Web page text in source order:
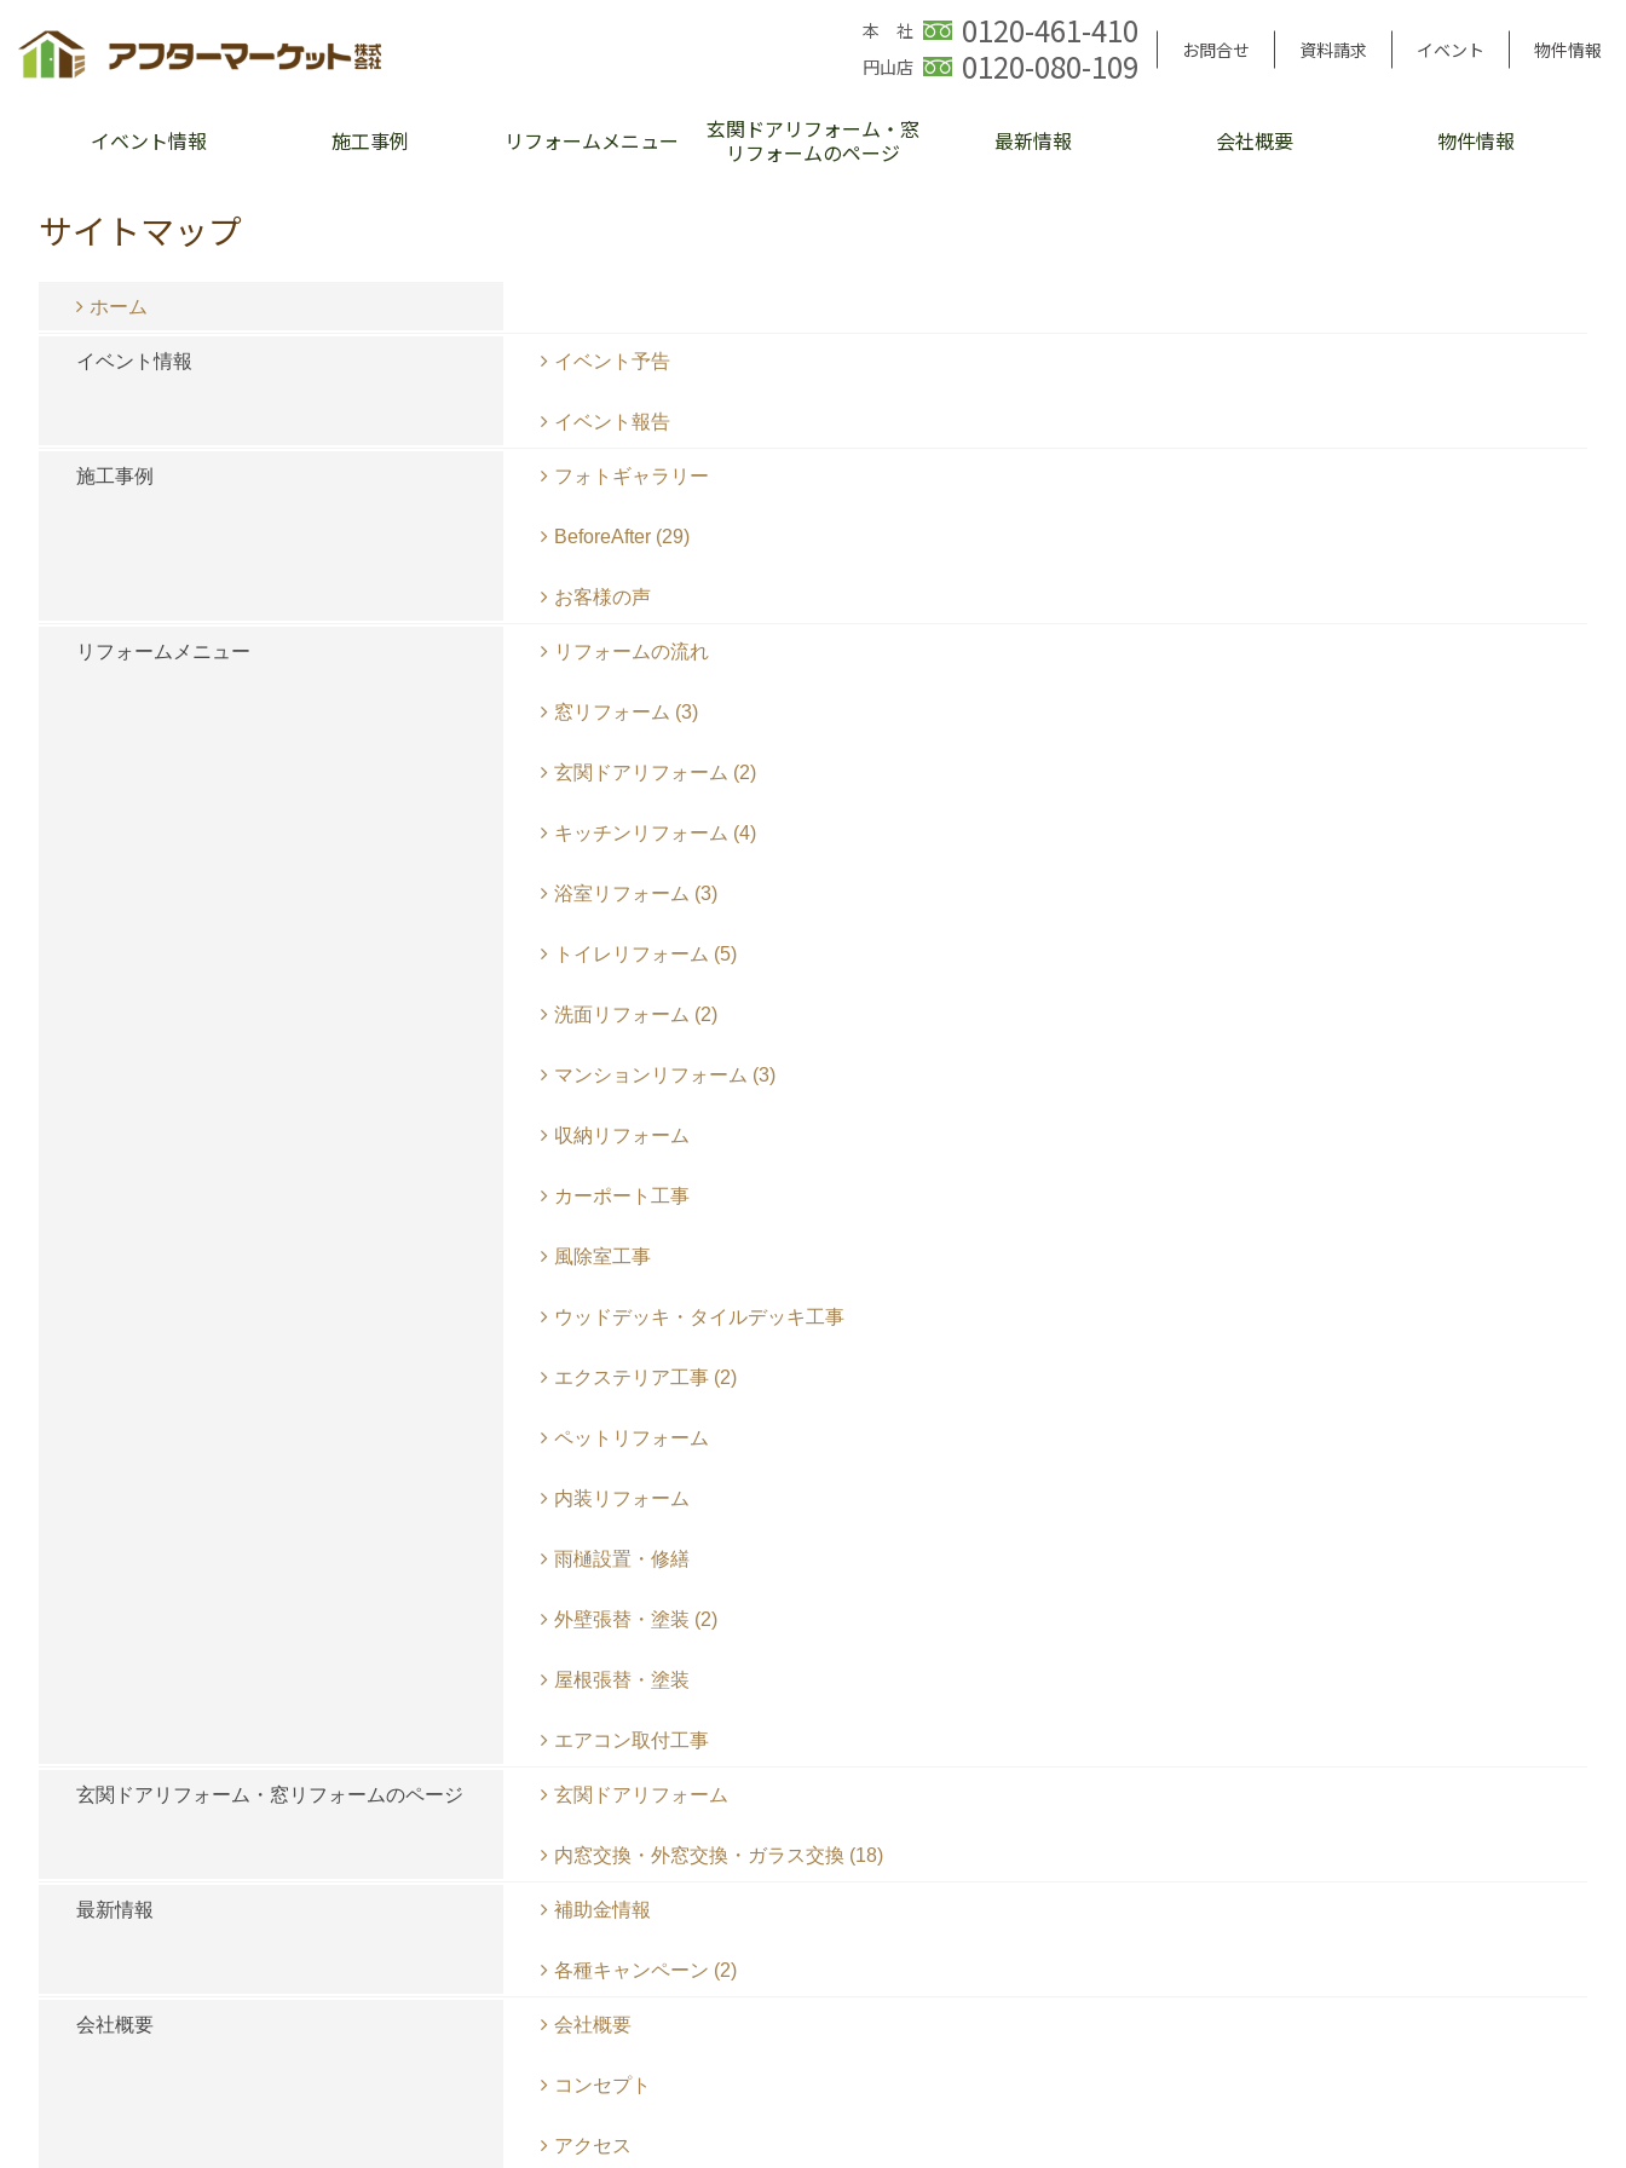
本 社 0120-461-410
円山店 0120-080-109 お問合せ 資料請求 イベント 物件情報
イベント情報 施工事例 リフォームメニュー
玄関ドアリフォーム・窓
リフォームのページ
最新情報 会社概要 物件情報
サイトマップ
ホーム
イベント情報 イベント予告
イベント報告
施工事例 フォトギャラリー
BeforeAfter (29)
お客様の声
リフォームメニュー リフォームの流れ
窓リフォーム (3)
玄関ドアリフォーム (2)
キッチンリフォーム (4)
浴室リフォーム (3)
トイレリフォーム (5)
洗面リフォーム (2)
マンションリフォーム (3)
収納リフォーム
カーポート工事
風除室工事
ウッドデッキ・タイルデッキ工事
エクステリア工事 (2)
ペットリフォーム
内装リフォーム
雨樋設置・修繕
外壁張替・塗装 (2)
屋根張替・塗装
エアコン取付工事
玄関ドアリフォーム・窓リフォームのページ 玄関ドアリフォーム
内窓交換・外窓交換・ガラス交換 (18)
最新情報 補助金情報
各種キャンペーン (2)
会社概要 会社概要
コンセプト
アクセス